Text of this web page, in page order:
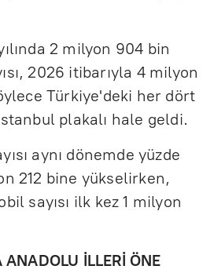
2 milyon 904 bin
2026 itibarıyla 4 milyon
Türkiye'deki her dört
plakalı hale geldi.
aynı dönemde yüzde
212 bine yükselirken,
sayısı ilk kez 1 milyon
İLLERİ ÖNE